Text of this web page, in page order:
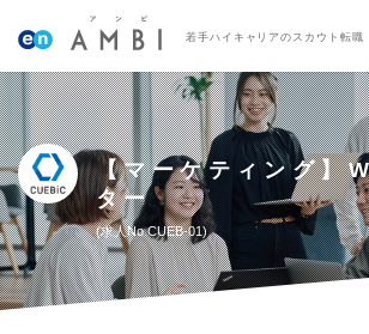
若手ハイキャリアのスカウト転職
【マーケティング】
ター
求人No.CUEB-01